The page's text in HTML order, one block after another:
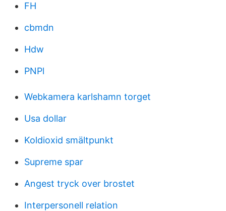
FH
cbmdn
Hdw
PNPl
Webkamera karlshamn torget
Usa dollar
Koldioxid smältpunkt
Supreme spar
Angest tryck over brostet
Interpersonell relation